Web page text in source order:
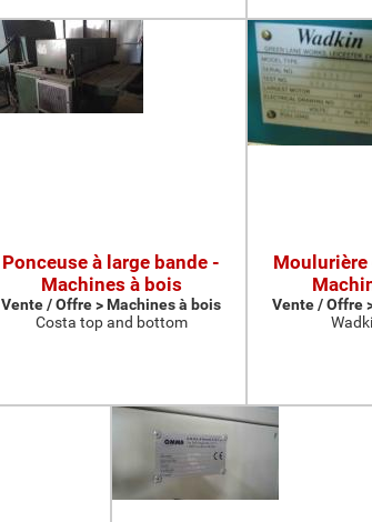
Ponceuse à large bande -
Machines à bois
Vente / Offre > Machines à bois
Costa top and bottom
Moulurière
Vente / Offre